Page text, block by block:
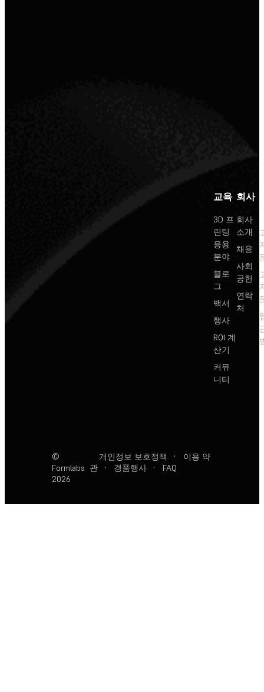
교육
3D 프
린팅
응용
분야
블로
그
백서
행사
ROI 계
산기
커뮤
니티
회사
회사
소개
채용
사회
공헌
연락
처
©
Formlabs
2026
개인정보 보호정책 ·
이용 약
관
· 경품행사 · FAQ